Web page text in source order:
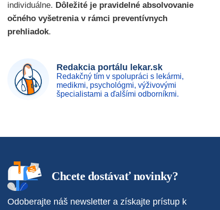
individuálne. Dôležité je pravidelné absolvovanie
očného vyšetrenia v rámci preventívnych
prehliadok.
Redakcia portálu lekar.sk
Redakčný tím v spolupráci s lekármi,
medikmi, psychológmi, výživovými
špecialistami a ďalšími odborníkmi.
Chcete dostávať novinky?
Odoberajte náš newsletter a získajte prístup k